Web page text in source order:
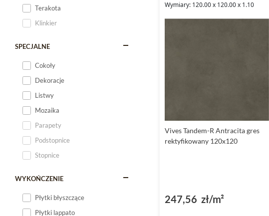
Terakota
Klinkier
SPECJALNE
Cokoły
Dekoracje
Listwy
Mozaika
Parapety
Podstopnice
Stopnice
WYKOŃCZENIE
Płytki błyszczące
Płytki lappato
Wymiary: 120.00 x 120.00 x 1.10
Vives Tandem-R Antracita gres
rektyfikowany 120x120
247,56 zł/m²